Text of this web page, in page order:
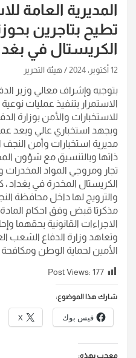
المديرية العامة
الكريستال في
12 أكتوبر، 2024 هيئة التحرير
بتوجيه وإشراف معالي وزير
الاستمرار بتنفيذ عمليات
للاستخبارات والأمن بوزارة
وبجهد استخباري عالي وبعد
مديرية استخبارات وأمن النجف
ذاتها وبالتنسيق مع شؤون
الكريستال المخدرة في بغداد ،
والترويج لها داخل محافظة
الاجراءات القانونية بحقهما
وتعاهد وزارة الدفاع الشعب
الأمين لحماية الوطن ومكافحة
Post Views: 177
شارك هذا الموضوع:
فيس بوك X
معجب بهذه: